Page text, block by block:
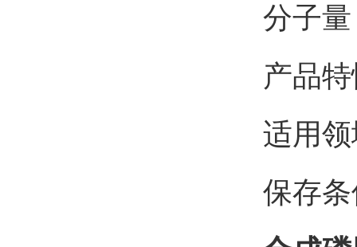
分子量
产品
适用
保存